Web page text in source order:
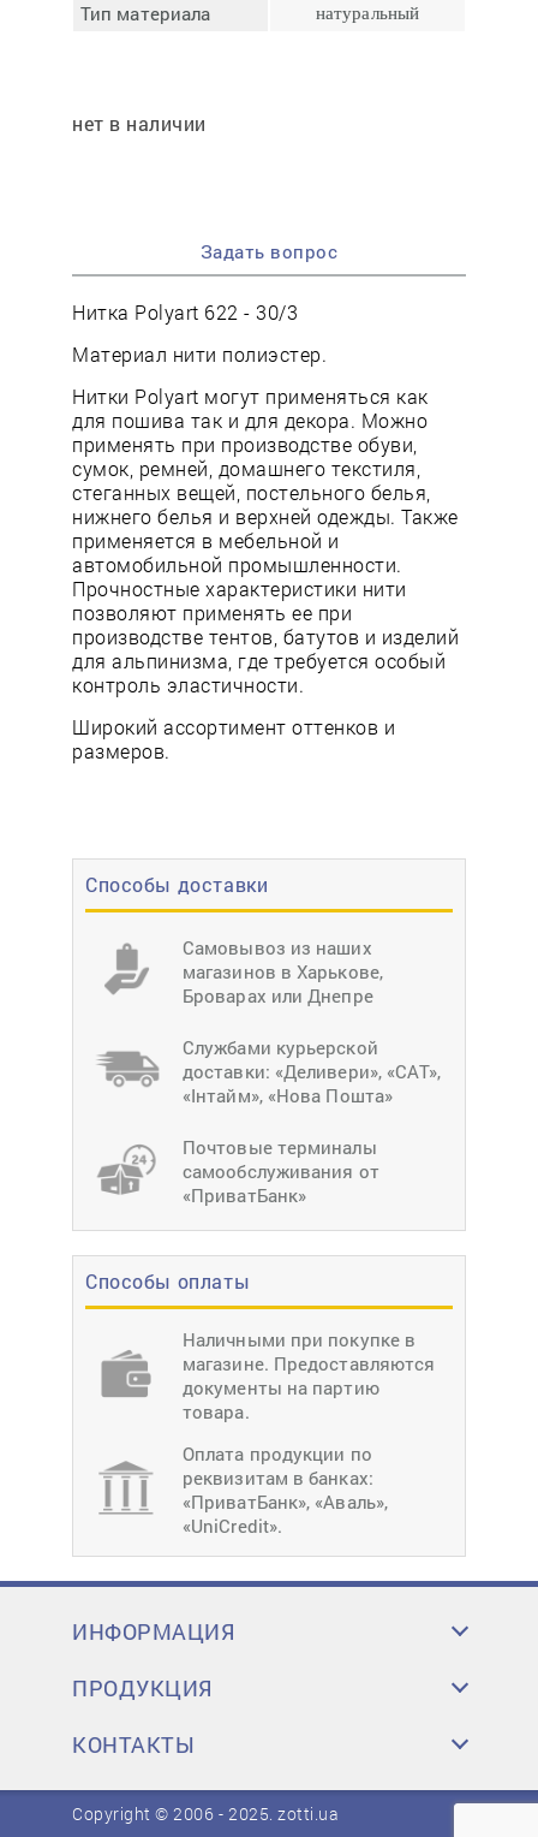
Способы доставки
Самовывоз из наших
магазинов в Харькове,
Броварах или Днепре
Службами курьерской
доставки: «Деливери», «САТ»,
«Інтайм», «Нова Пошта»
Почтовые терминалы
самообслуживания от
«ПриватБанк»
Способы оплаты
Наличными при покупке в
магазине. Предоставляются
документы на партию
товара.
Оплата продукции по
реквизитам в банках:
«ПриватБанк», «Аваль»,
«UniCredit».
Тип материала натуральный
нет в наличии
Задать вопрос
Нитка Polyart 622 - 30/3
Материал нити полиэстер.
Нитки Polyart могут применяться как
для пошива так и для декора. Можно
применять при производстве обуви,
сумок, ремней, домашнего текстиля,
стеганных вещей, постельного белья,
нижнего белья и верхней одежды. Также
применяется в мебельной и
автомобильной промышленности.
Прочностные характеристики нити
позволяют применять ее при
производстве тентов, батутов и изделий
для альпинизма, где требуется особый
контроль эластичности.
Широкий ассортимент оттенков и
размеров.
ИНФОРМАЦИЯ
ПРОДУКЦИЯ
КОНТАКТЫ
Copyright © 2006 - 2025.zotti.ua